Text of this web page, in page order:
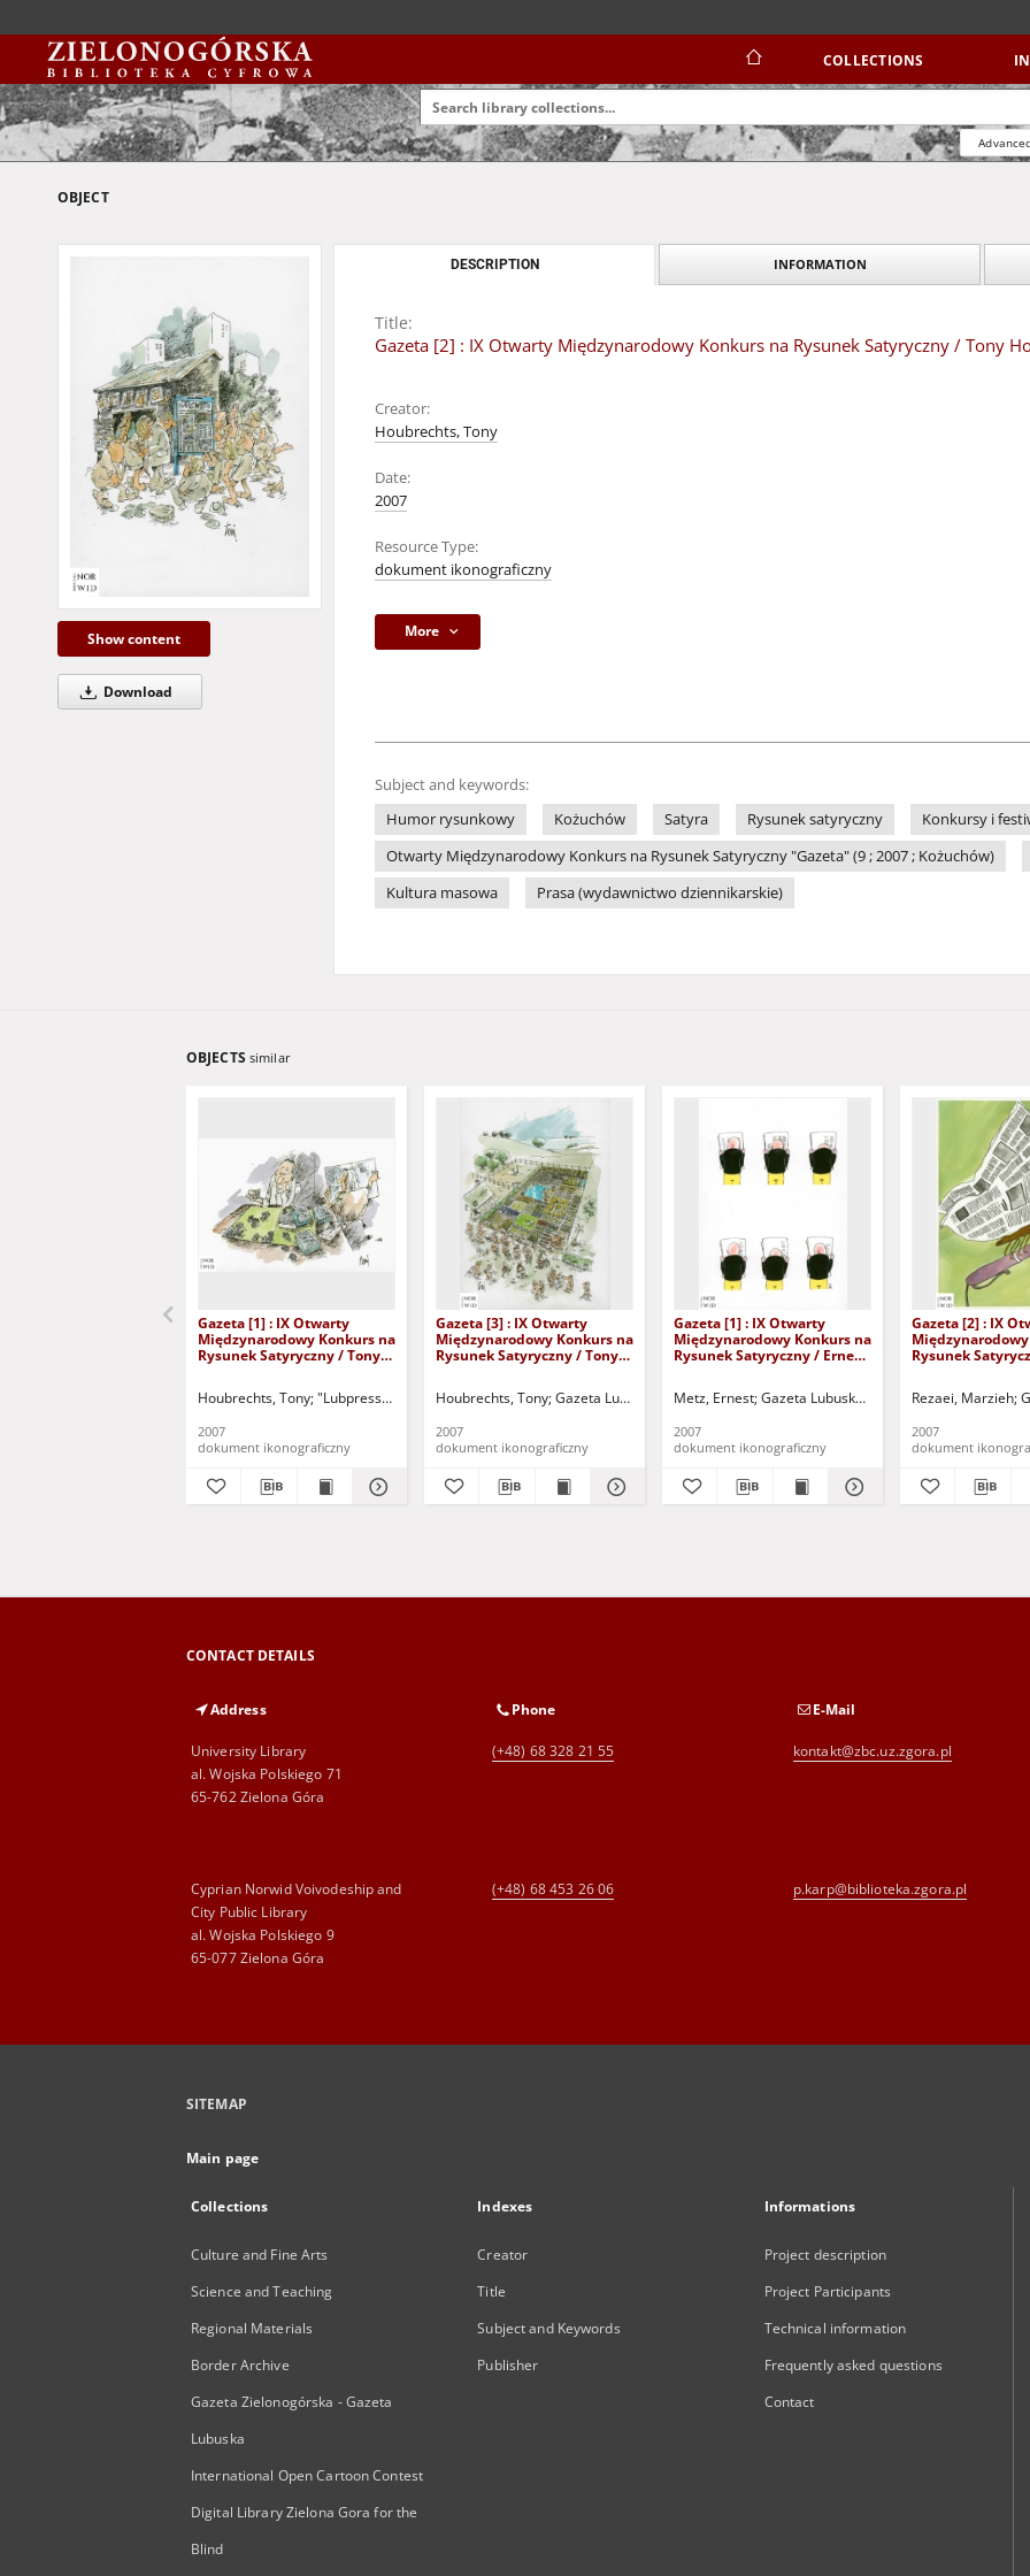
COLLECTIONS
OBJECT
Show content
Download
DESCRIPTION INFORMATION
Title:
Gazeta [2] : IX Otwarty Międzynarodowy Konkurs na Rysunek Satyryczny / Tony
Creator:
Houbrechts, Tony
Date:
2007
Resource Type:
dokument ikonograficzny
More
Subject and keywords:
Humor rysunkowy
Kożuchów Satyra Rysunek satyryczny
Konkursy i
Otwarty Międzynarodowy Konkurs na Rysunek Satyryczny "Gazeta" (9 ; 2007 ; Kożuchów)
Kultura masowa
Prasa (wydawnictwo dziennikarskie)
OBJECTS similar
Gazeta [1] : IX Otwarty
Międzynarodowy Konkurs na
Rysunek Satyryczny / Tony
Houbrechts, Tony "Lubpress" (Zielona Góra) Gazeta Lubuska (Zielona Góra) Kożuchowski Ośrodek Kultury i Sportu "Zamek"
2007
dokument ikonograficzny
Gazeta [3] : IX Otwarty
Międzynarodowy Konkurs na
Rysunek Satyryczny / Tony
Houbrechts, Tony Gazeta Lubuska (Zielona Góra) Kożuchowski Ośrodek Kultury i Sportu
2007
dokument ikonograficzny
Gazeta [1] : IX Otwarty
Międzynarodowy Konkurs na
Rysunek Satyryczny / Ernest
Metz, Ernest Gazeta Lubuska (Zielona Góra)
2007
dokument ikonograficzny
Gazeta [2] : IX
Rysunek
Rezaei, Marzieh
2007
dokument
CONTACT DETAILS
Address
University Library
al. Wojska Polskiego 71
65-762 Zielona Góra
Phone
(+48) 68 328 21 55
E-Mail
kontakt@zbc.uz.zgora.pl
Cyprian Norwid Voivodeship and
City Public Library
al. Wojska Polskiego 9
65-077 Zielona Góra
(+48) 68 453 26 06 p.karp@biblioteka.zgora.pl
SITEMAP
Main page
Collections
Culture and Fine Arts
Science and Teaching
Regional Materials
Border Archive
Gazeta Zielonogórska - Gazeta
Lubuska
International Open Cartoon Contest
Digital Library Zielona Gora for the
Blind
Indexes
Creator
Title
Subject and Keywords
Publisher
Informations
Project description
Project Participants
Technical information
Frequently asked questions
Contact